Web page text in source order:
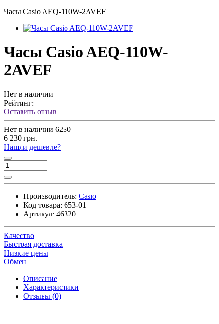
Часы Casio AEQ-110W-2AVEF
Часы Casio AEQ-110W-
2AVEF
Нет в наличии
Рейтинг:
Оставить отзыв
Нет в наличии 6230
6 230 грн.
Нашли дешевле?
Производитель: Casio
Код товара: 653-01
Артикул: 46320
Качество
Быстрая доставка
Низкие цены
Обмен
Описание
Характеристики
Отзывы (0)